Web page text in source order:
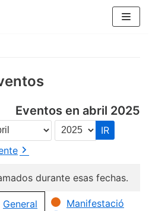
Eventos en abril 2025
durante esas fechas.
General Manifestació